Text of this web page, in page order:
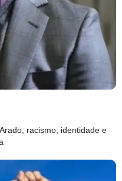
racismo, identidade e